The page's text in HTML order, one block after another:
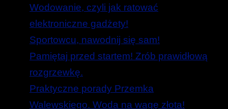
Wodowanie, czyli jak ratować
elektroniczne gadżety!
Sportowcu, nawodnij się sam!
Pamiętaj przed startem! Zrób prawidłową
rozgrzewkę.
Praktyczne porady Przemka
Walewskiego. Woda na wagę złota!